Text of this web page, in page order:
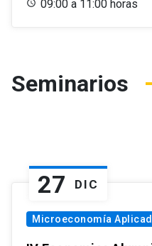
09:00 a 11:00 horas
Seminarios
27 DIC
Microeconomía